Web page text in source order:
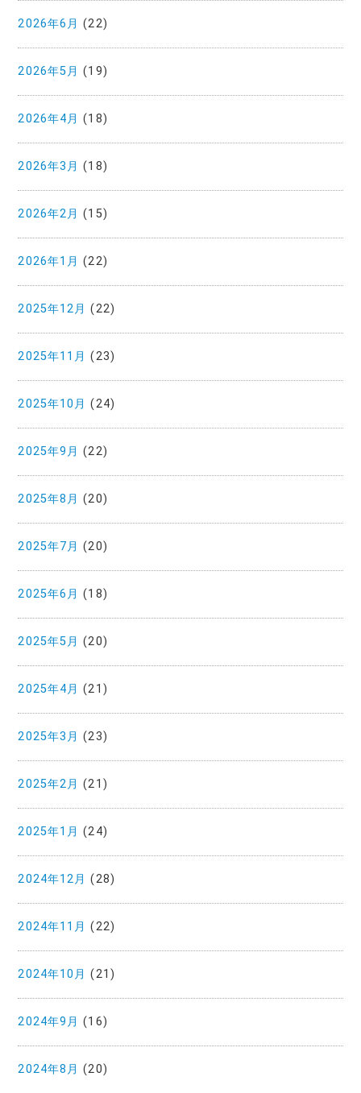
2026年6月 (22)
2026年5月 (19)
2026年4月 (18)
2026年3月 (18)
2026年2月 (15)
2026年1月 (22)
2025年12月 (22)
2025年11月 (23)
2025年10月 (24)
2025年9月 (22)
2025年8月 (20)
2025年7月 (20)
2025年6月 (18)
2025年5月 (20)
2025年4月 (21)
2025年3月 (23)
2025年2月 (21)
2025年1月 (24)
2024年12月 (28)
2024年11月 (22)
2024年10月 (21)
2024年9月 (16)
2024年8月 (20)